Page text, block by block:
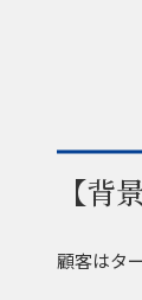
【背
顧客はタ